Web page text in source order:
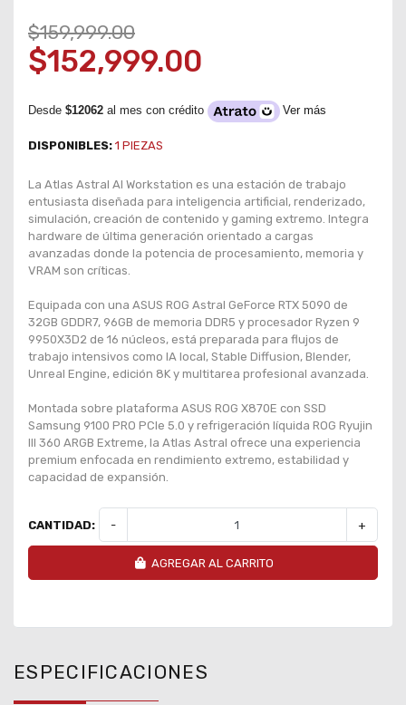
$159,999.00
$152,999.00
Desde $12062 al mes con crédito Ver más
DISPONIBLES: 1 PIEZAS
La Atlas Astral AI Workstation es una estación de trabajo
entusiasta diseñada para inteligencia artificial, renderizado,
simulación, creación de contenido y gaming extremo. Integra
hardware de última generación orientado a cargas
avanzadas donde la potencia de procesamiento, memoria y
VRAM son críticas.
Equipada con una ASUS ROG Astral GeForce RTX 5090 de
32GB GDDR7, 96GB de memoria DDR5 y procesador Ryzen 9
9950X3D2 de 16 núcleos, está preparada para flujos de
trabajo intensivos como IA local, Stable Diffusion, Blender,
Unreal Engine, edición 8K y multitarea profesional avanzada.
Montada sobre plataforma ASUS ROG X870E con SSD
Samsung 9100 PRO PCIe 5.0 y refrigeración líquida ROG Ryujin
III 360 ARGB Extreme, la Atlas Astral ofrece una experiencia
premium enfocada en rendimiento extremo, estabilidad y
capacidad de expansión.
CANTIDAD: - +
AGREGAR AL CARRITO
ESPECIFICACIONES